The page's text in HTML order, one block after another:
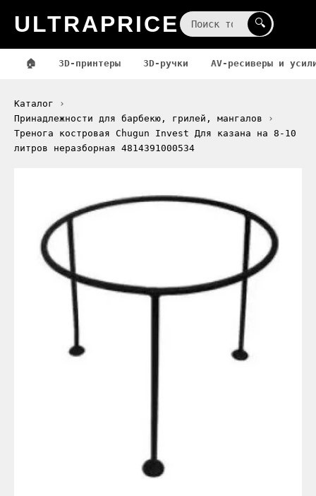
ULTRAPRICE 🔍
🏠 3D-принтеры 3D-ручки AV-ресиверы и
Каталог
Принадлежности для барбекю, грилей, мангалов
Тренога костровая Chugun Invest Для казана на 8-10
литров неразборная 4814391000534